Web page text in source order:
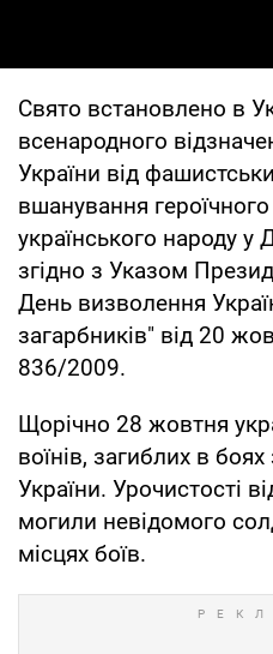
Свято встановлено в
всенародного
України від
вшанування
українського народу у
згідно з Указом
День визволення
загарбників" від 20
836/2009.
Щорічно 28 жовтня
воїнів, загиблих в
України. Урочистості
могили невідомого
місцях боїв.